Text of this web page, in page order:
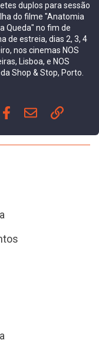
duplos para sessão
do filme "Anatomia
Queda" no fim de
de estreia, dias 2, 3, 4
nos cinemas NOS
Lisboa, e NOS
Shop & Stop, Porto.